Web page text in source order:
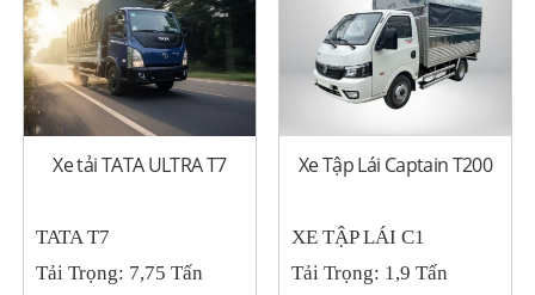
Xe tải TATA ULTRA T7
TATA T7
Tải Trọng: 7,75 Tấn
Xe Tập Lái Captain T200
XE TẬP LÁI C1
Tải Trọng: 1,9 Tấn